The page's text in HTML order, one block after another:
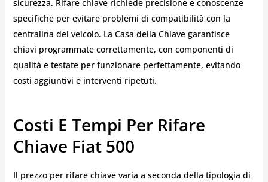
sicurezza. Rifare chiave richiede precisione e conoscenze
specifiche per evitare problemi di compatibilità con la
centralina del veicolo. La Casa della Chiave garantisce
chiavi programmate correttamente, con componenti di
qualità e testate per funzionare perfettamente, evitando
costi aggiuntivi e interventi ripetuti.
Costi E Tempi Per Rifare
Chiave Fiat 500
Il prezzo per rifare chiave varia a seconda della tipologia di